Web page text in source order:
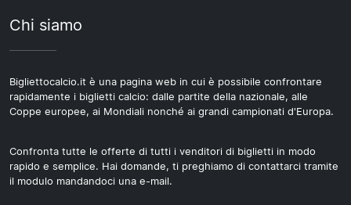
Chi siamo
Bigliettocalcio.it è una pagina web in cui è possibile confrontare
rapidamente i biglietti calcio: dalle partite della nazionale, alle
Coppe europee, ai Mondiali nonché ai grandi campionati d'Europa.
Confronta tutte le offerte di tutti i venditori di biglietti in modo
rapido e semplice. Hai domande, ti preghiamo di contattarci tramite
il modulo mandandoci una e-mail.